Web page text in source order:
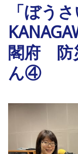
「ぼう
閣府 防
ん④